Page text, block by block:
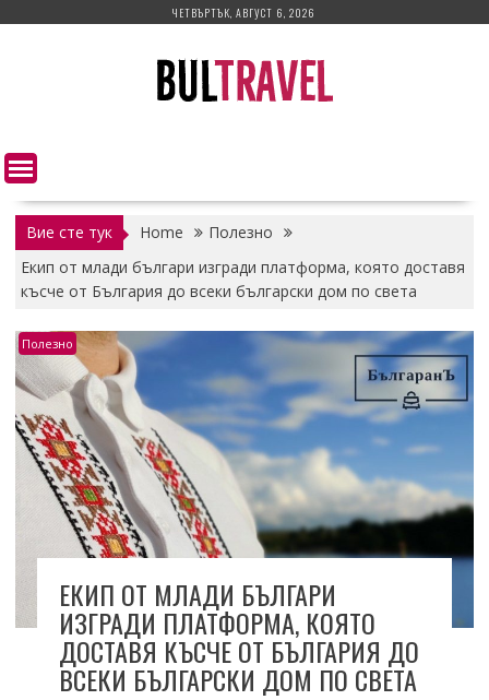
ЧЕТВЪРТЪК, АВГУСТ 6, 2026
Вие сте тук Home
Полезно
Екип от млади българи изгради платформа, която доставя
късче от България до всеки български дом по света
Полезно
ЕКИП ОТ МЛАДИ БЪЛГАРИ
ИЗГРАДИ ПЛАТФОРМА, КОЯТО
ДОСТАВЯ КЪСЧЕ ОТ БЪЛГАРИЯ ДО
ВСЕКИ БЪЛГАРСКИ ДОМ ПО СВЕТА